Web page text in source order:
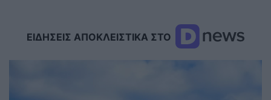
ΕΙΔΗΣΕΙΣ ΑΠΟΚΛΕΙΣΤΙΚΑ ΣΤΟ